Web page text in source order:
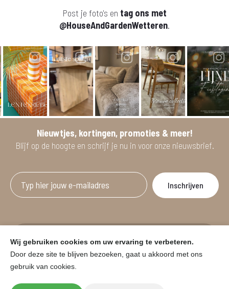
Post je foto's en tag ons met
@HouseAndGardenWetteren.
Nieuwtjes, kortingen, promoties & meer!
Blijf op de hoogte en schrijf je nu in voor onze nieuwsbrief.
vanaf minimum 2 willekeurige artikelen.
Wij gebruiken cookies om uw ervaring te verbeteren.
Door deze site te blijven bezoeken, gaat u akkoord met ons
gebruik van cookies.